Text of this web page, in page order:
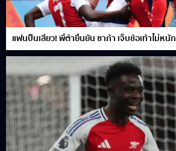
แฟนปืนเสียว! พี่ต้ายืนยัน ซาก้า เจ็บข้อเท้าไม่หนัก